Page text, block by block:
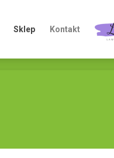
Sklep Kontakt